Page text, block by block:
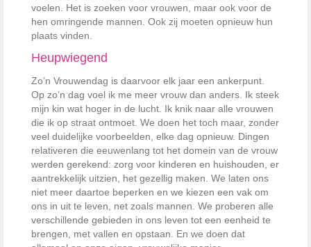
voelen. Het is zoeken voor vrouwen, maar ook voor de
hen omringende mannen. Ook zij moeten opnieuw hun
plaats vinden.
Heupwiegend
Zo’n Vrouwendag is daarvoor elk jaar een ankerpunt.
Op zo’n dag voel ik me meer vrouw dan anders. Ik steek
mijn kin wat hoger in de lucht. Ik knik naar alle vrouwen
die ik op straat ontmoet. We doen het toch maar, zonder
veel duidelijke voorbeelden, elke dag opnieuw. Dingen
relativeren die eeuwenlang tot het domein van de vrouw
werden gerekend: zorg voor kinderen en huishouden, er
aantrekkelijk uitzien, het gezellig maken. We laten ons
niet meer daartoe beperken en we kiezen een vak om
ons in uit te leven, net zoals mannen. We proberen alle
verschillende gebieden in ons leven tot een eenheid te
brengen, met vallen en opstaan. En we doen dat